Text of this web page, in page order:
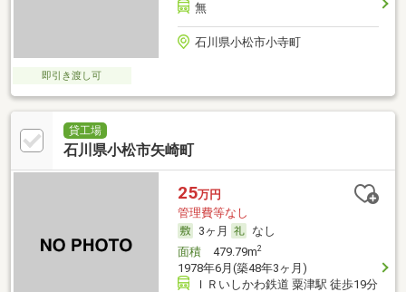
無
石川県小松市小寺町
即引き渡し可
貸工場
石川県小松市矢崎町
25万円
管理費等なし
3ヶ月
なし
面積479.79m2
1978年6月(築48年3ヶ月)
ＩＲいしかわ鉄道 粟津駅 徒歩19分